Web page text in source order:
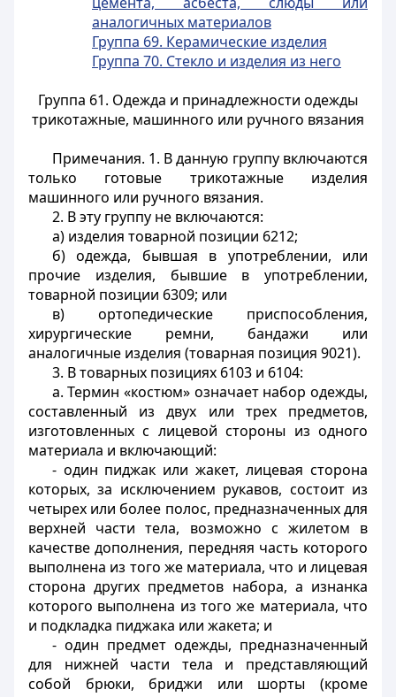
аналогичных материалов
Группа 69. Керамические изделия
Группа 70. Стекло и изделия из него
Группа 61. Одежда и принадлежности одежды
трикотажные, машинного или ручного вязания
Примечания. 1. В данную группу включаются
только готовые трикотажные изделия
машинного или ручного вязания.
2. В эту группу не включаются:
а) изделия товарной позиции 6212;
б) одежда, бывшая в употреблении, или
прочие изделия, бывшие в употреблении,
товарной позиции 6309; или
в) ортопедические приспособления,
хирургические ремни, бандажи или
аналогичные изделия (товарная позиция 9021).
3. В товарных позициях 6103 и 6104:
а. Термин «костюм» означает набор одежды,
составленный из двух или трех предметов,
изготовленных с лицевой стороны из одного
материала и включающий:
- один пиджак или жакет, лицевая сторона
которых, за исключением рукавов, состоит из
четырех или более полос, предназначенных для
верхней части тела, возможно с жилетом в
качестве дополнения, передняя часть которого
выполнена из того же материала, что и лицевая
сторона других предметов набора, а изнанка
которого выполнена из того же материала, что
и подкладка пиджака или жакета; и
- один предмет одежды, предназначенный
для нижней части тела и представляющий
собой брюки, бриджи или шорты (кроме